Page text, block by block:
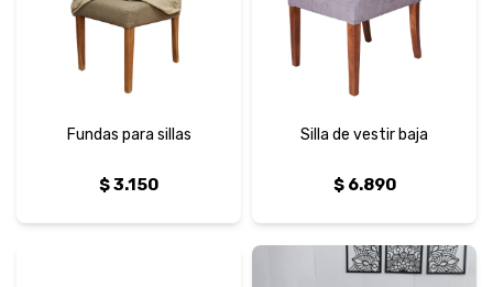
Fundas para sillas
$3.150
Silla de vestir baja
$ 6.890